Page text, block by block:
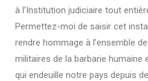
à l’Institution judiciaire tout
Permettez-moi de saisir cet
rendre hommage à l’ensemble
militaires de la barbarie humaine
qui endeuille notre pays depuis